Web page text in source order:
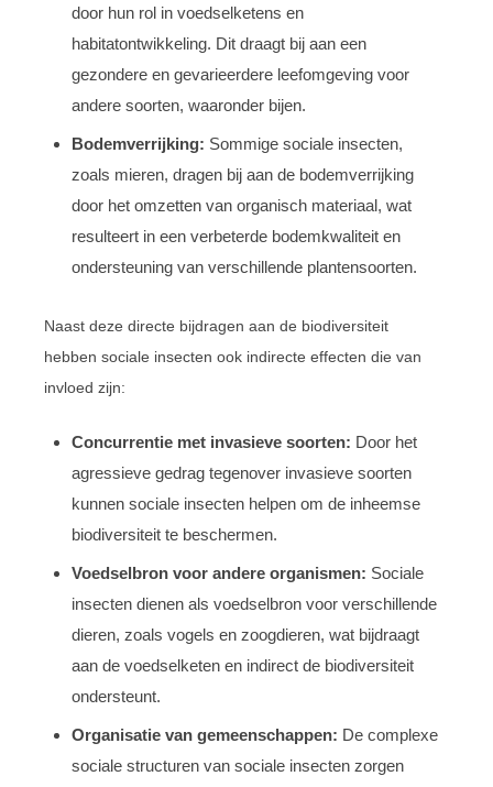
door hun rol in voedselketens en
habitatontwikkeling. Dit draagt bij aan een
gezondere en gevarieerdere leefomgeving voor
andere soorten, waaronder bijen.
Bodemverrijking: Sommige sociale insecten,
zoals mieren, dragen bij aan de bodemverrijking
door het omzetten van organisch materiaal, wat
resulteert in een verbeterde bodemkwaliteit en
ondersteuning van verschillende plantensoorten.
Naast deze directe bijdragen aan de biodiversiteit
hebben sociale insecten ook indirecte effecten die van
invloed zijn:
Concurrentie met invasieve soorten: Door het
agressieve gedrag tegenover invasieve soorten
kunnen sociale insecten helpen om de inheemse
biodiversiteit te beschermen.
Voedselbron voor andere organismen: Sociale
insecten dienen als voedselbron voor verschillende
dieren, zoals vogels en zoogdieren, wat bijdraagt
aan de voedselketen en indirect de biodiversiteit
ondersteunt.
Organisatie van gemeenschappen: De complexe
sociale structuren van sociale insecten zorgen